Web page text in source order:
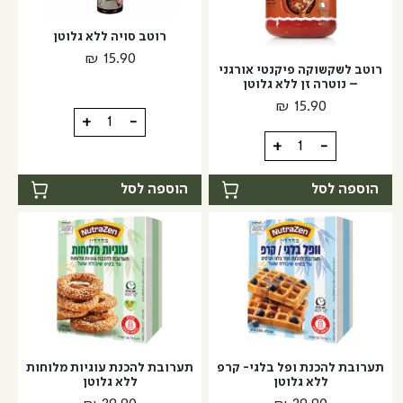
–
נוטרה
רוטב לשקשוקה פיקנטי אורגני
– נוטרה זן ללא גלוטן
₪ 15.90
-
כמות
של
רוטב
לשקשוקה
פיקנטי
אורגני
-
נוטרה
זן
ללא
+
הוספה לסל
רוטב סויה ללא גלוטן
₪ 15.90
-
כמות
של
סויה
ללא
גלוטן
+
הוספה לסל
תערובת להכנת ופל בלגי- קרפ
ללא גלוטן
תערובת להכנת עוגיות מלוחות
ללא גלוטן